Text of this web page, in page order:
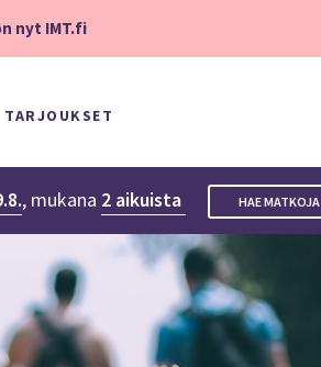
nyt IMT.fi
TARJOUKSET
, mukana 2 aikuista HAE MATKOJA